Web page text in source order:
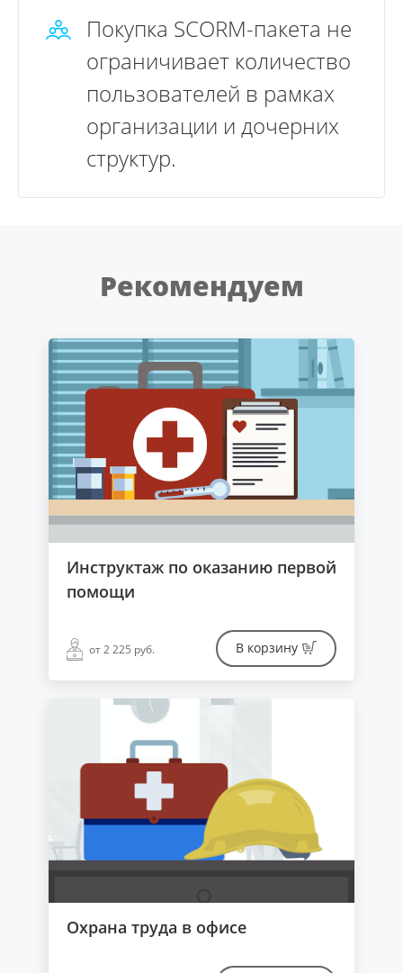
Покупка SCORM-пакета не
ограничивает количество
пользователей в рамках
организации и дочерних
структур.
Рекомендуем
Инструктаж по оказанию первой
помощи
от 2 225 руб. В корзину
Охрана труда в офисе